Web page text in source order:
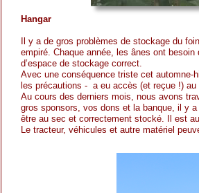
Hangar
Il y a de gros problèmes de stockage du
empiré. Chaque année, les ânes ont
d’espace de stockage correct.
Avec une conséquence triste cet
les précautions - a eu accès (et reçue !) au
Au cours des derniers mois, nous avons
gros sponsors, vos dons et la banque, il y
être au sec et correctement stocké. Il est
Le tracteur, véhicules et autre matériel